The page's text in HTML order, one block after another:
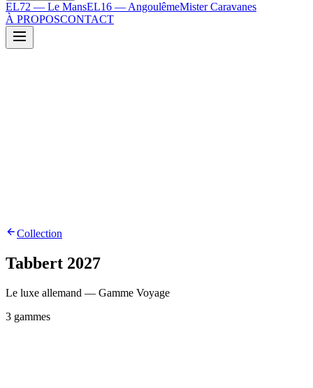
EL72 — Le MansEL16 — AngoulêmeMister Caravanes
À PROPOSCONTACT
Collection
Tabbert 2027
Le luxe allemand — Gamme Voyage
3 gammes